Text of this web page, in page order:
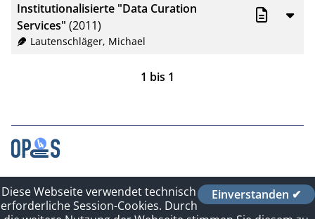
20
Institutionalisierte "Data Curation
Services" (2011)
Lautenschläger, Michael
1 bis 1
Kontakt
Impressum
Datenschutzerklärung
Einverstanden ✔
Diese Webseite verwendet technisch
erforderliche Session-Cookies. Durch